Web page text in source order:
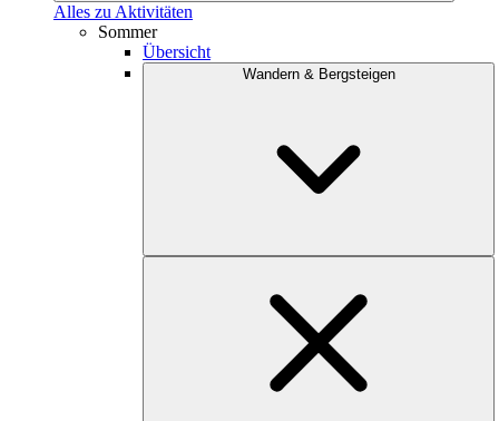
Alles zu Aktivitäten
Sommer
Übersicht
Wandern & Bergsteigen